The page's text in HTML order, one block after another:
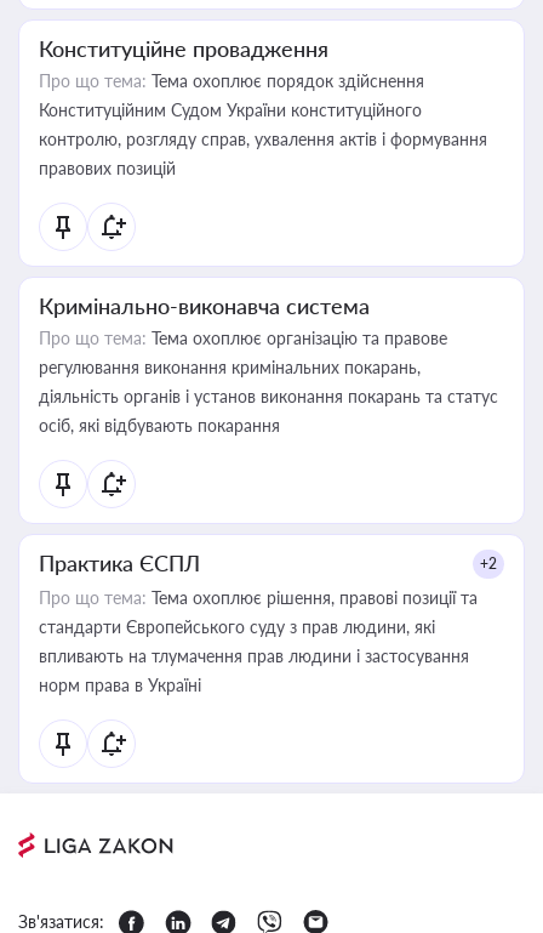
Конституційне провадження
Про що тема: Тема охоплює порядок здійснення
Конституційним Судом України конституційного
контролю, розгляду справ, ухвалення актів і формування
правових позицій
Кримінально-виконавча система
Про що тема: Тема охоплює організацію та правове
регулювання виконання кримінальних покарань,
діяльність органів і установ виконання покарань та статус
осіб, які відбувають покарання
Практика ЄСПЛ +2
Про що тема: Тема охоплює рішення, правові позиції та
стандарти Європейського суду з прав людини, які
впливають на тлумачення прав людини і застосування
норм права в Україні
Зв'язатися: